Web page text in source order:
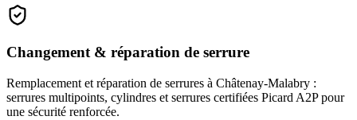
Changement & réparation de serrure
Remplacement et réparation de serrures à Châtenay-Malabry :
serrures multipoints, cylindres et serrures certifiées Picard A2P pour
une sécurité renforcée.